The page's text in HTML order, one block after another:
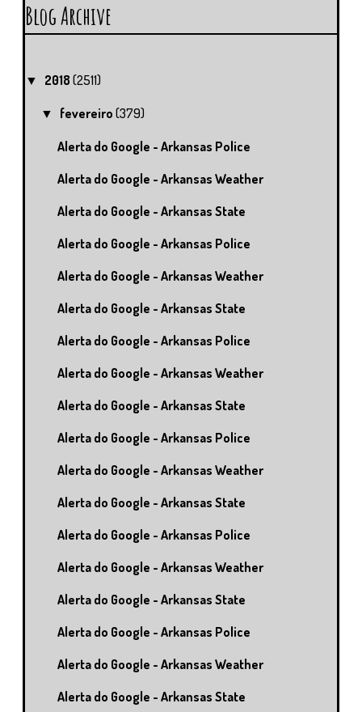
Blog Archive
▼ 2018 (2511)
▼ fevereiro(379)
Alerta do Google - Arkansas Police
Alerta do Google - Arkansas Weather
Alerta do Google - Arkansas State
Alerta do Google - Arkansas Police
Alerta do Google - Arkansas Weather
Alerta do Google - Arkansas State
Alerta do Google - Arkansas Police
Alerta do Google - Arkansas Weather
Alerta do Google - Arkansas State
Alerta do Google - Arkansas Police
Alerta do Google - Arkansas Weather
Alerta do Google - Arkansas State
Alerta do Google - Arkansas Police
Alerta do Google - Arkansas Weather
Alerta do Google - Arkansas State
Alerta do Google - Arkansas Police
Alerta do Google - Arkansas Weather
Alerta do Google - Arkansas State